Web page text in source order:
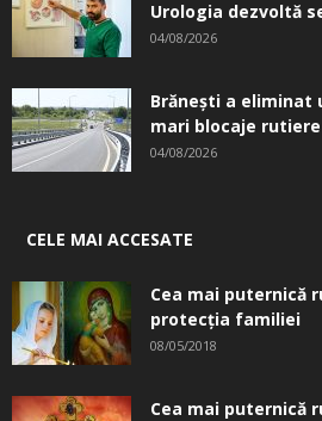
Urologia dezvoltă
04/08/2026
Brănești a eliminat
mari blocaje rutiere
04/08/2026
CELE MAI ACCESATE
Cea mai puternică
protecția familiei
08/05/2018
Cea mai puternică